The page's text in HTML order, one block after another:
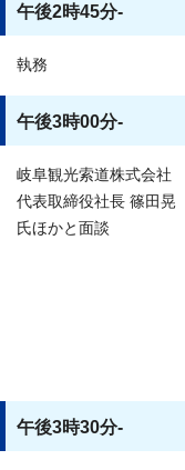
午後2時45分-
執務
午後3時00分-
岐阜観光索道株式会社
代表取締役社長 篠田晃
氏ほかと面談
午後3時30分-